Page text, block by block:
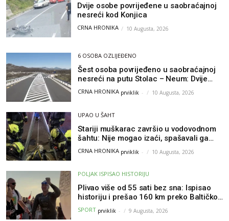
Dvije osobe povrijeđene u saobraćajnoj
nesreći kod Konjica
CRNA HRONIKA 10 Augusta, 2026
6 OSOBA OZLIJEĐENO
Šest osoba povrijeđeno u saobraćajnoj
nesreći na putu Stolac – Neum: Dvije
osobe zadobile teške tjelesne povrede
CRNA HRONIKA prviklik - 10 Augusta, 2026
UPAO U ŠAHT
Stariji muškarac završio u vodovodnom
šahtu: Nije mogao izaći, spašavali ga
vatrogasci
CRNA HRONIKA prviklik - 10 Augusta, 2026
POLJAK ISPISAO HISTORIJU
Plivao više od 55 sati bez sna: Ispisao
historiju i prešao 160 km preko Baltičkog
mora – a podvig posvetio djeci oboljeloj
od raka
SPORT prviklik - 9 Augusta, 2026